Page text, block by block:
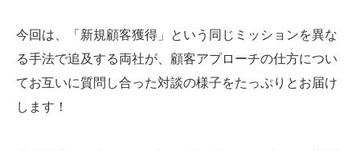
今回は、「新規顧客獲得」という同じミッションを異な
る手法で追及する両社が、顧客アプローチの仕方につい
てお互いに質問し合った対談の様子をたっぷりとお届け
します！